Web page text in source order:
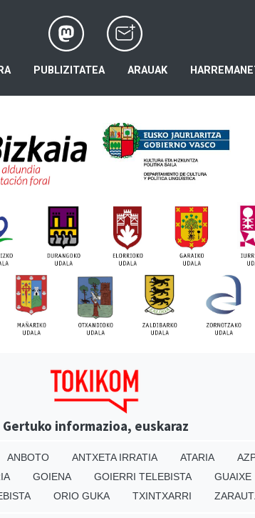
PUBLIZITATEA ARAUAK
Gertuko informazioa, euskaraz
ANBOTO ANTXETA IRRATIA ATARIA
GOIENA GOIERRI TELEBISTA GUAIXE
ORIO GUKA TXINTXARRI